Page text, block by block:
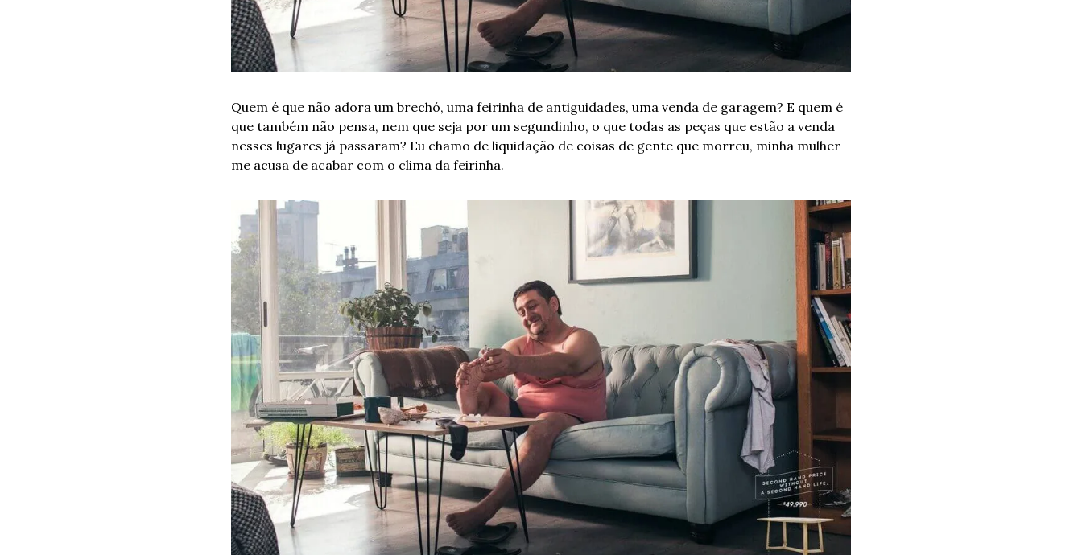
Quem é que não adora um brechó, uma feirinha de antiguidades, uma venda de garagem? E quem é
que também não pensa, nem que seja por um segundinho, o que todas as peças que estão a venda
nesses lugares já passaram? Eu chamo de liquidação de coisas de gente que morreu, minha mulher
me acusa de acabar com o clima da feirinha.